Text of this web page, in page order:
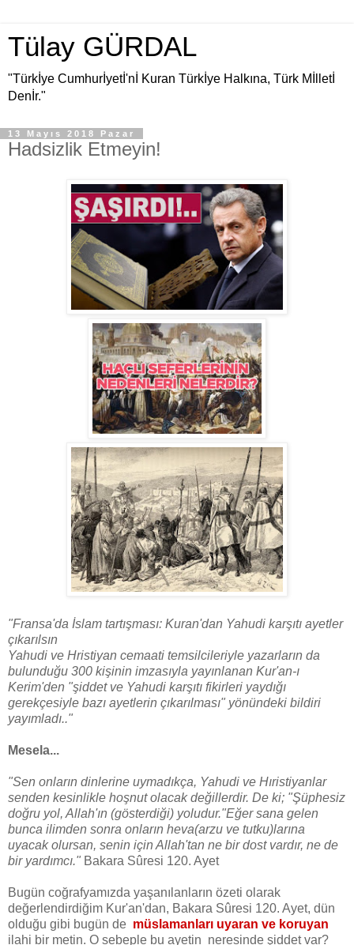
Tülay GÜRDAL
"Türkİye Cumhurİyetİ'nİ Kuran Türkİye Halkına, Türk Mİlletİ
Denİr."
13 Mayıs 2018 Pazar
Hadsizlik Etmeyin!
"Fransa'da İslam tartışması: Kuran'dan Yahudi karşıtı ayetler
çıkarılsın
Yahudi ve Hristiyan cemaati temsilcileriyle yazarların da
bulunduğu 300 kişinin imzasıyla yayınlanan Kur'an-ı
Kerim'den "şiddet ve Yahudi karşıtı fikirleri yaydığı
gerekçesiyle bazı ayetlerin çıkarılması" yönündeki bildiri
yayımladı.."
Mesela...
"Sen onların dinlerine uymadıkça, Yahudi ve Hıristiyanlar
senden kesinlikle hoşnut olacak değillerdir. De ki; "Şüphesiz
doğru yol, Allah'ın (gösterdiği) yoludur."Eğer sana gelen
bunca ilimden sonra onların heva(arzu ve tutku)larına
uyacak olursan, senin için Allah'tan ne bir dost vardır, ne de
bir yardımcı." Bakara Sûresi 120. Ayet
Bugün coğrafyamızda yaşanılanların özeti olarak
değerlendirdiğim Kur'an'dan, Bakara Sûresi 120. Ayet, dün
olduğu gibi bugün de müslamanları uyaran ve koruyan
ilahi bir metin. O sebeple bu ayetin neresinde şiddet var?